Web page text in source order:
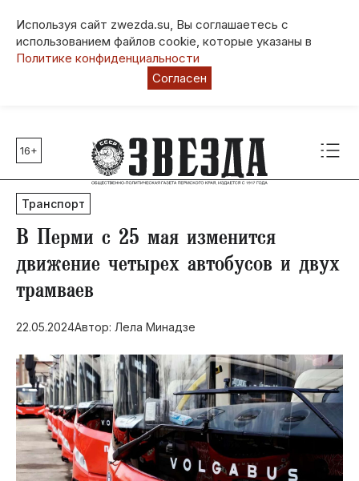
Используя сайт zwezda.su, Вы соглашаетесь с
использованием файлов cookie, которые указаны в
Политике конфиденциальности
Согласен
Главные темы
80 лет Победы
Молодежная столица РФ
СВО
Социальная поддержка
Инфраструктура
Благоустройство
16+
Транспорт
В Перми с 25 мая изменится
движение четырех автобусов и двух
трамваев
22.05.2024Автор: Лела Минадзе